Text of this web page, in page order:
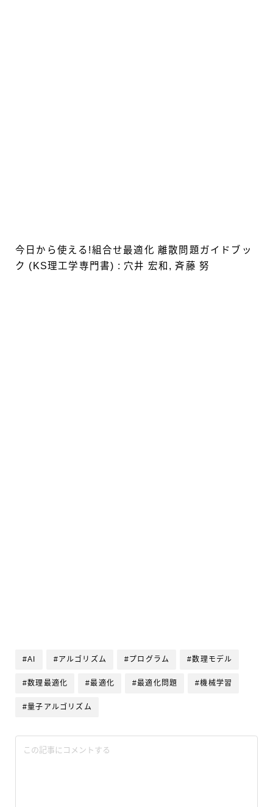
今日から使える!組合せ最適化 離散問題ガイドブッ
ク (KS理工学専門書) : 穴井 宏和, 斉藤 努
#AI #アルゴリズム #プログラム #数理モデル
#数理最適化 #最適化 #最適化問題 #機械学習
#量子アルゴリズム